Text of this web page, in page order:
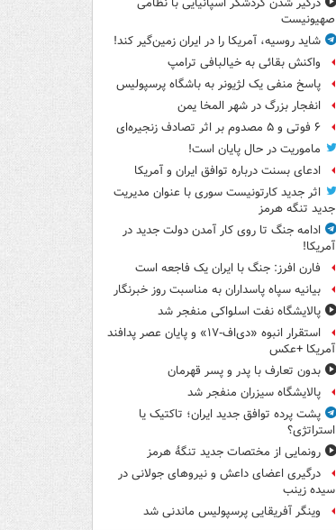
درگیر شدن گردشگر اسپانیایی با نظامی
صهیونیست
شاید روسیه، آمریکا را در ایران زمین‌گیر کند!
واکنش بقائی به خیالبافی ترامپ
پاسخ منفی یک لژیونر به باشگاه پرسپولیس
انفجار بزرگ در شهر المخا یمن
۶ فوتی و ۵ مصدوم بر اثر تصادف زنجیره‌ای
ماموریت در حال پایان است!
ادعای بسنت درباره توافق ایران و آمریکا
اثر جدید کارتونیست سوری با عنوان مدیریت
جدید تنگه هرمز
ادامه جنگ تا روی کار آمدن دولت جدید در
آمریکا!
فارن افرز: جنگ با ایران یک فاجعه است
بیانیه سپاه پاسداران به مناسبت روز خبرنگار
پالایشگاه نفت اسلواکی منفجر شد
استقرار انبوه «دی‌اف‑۱۷» و پایان عصر پدافند
آمریکا +عکس
بدون تعارف با پدر و پسر قهرمان
پالایشگاه سیزران منفجر شد
پشت پرده توافق جدید ایران؛ تاکتیک یا
استراتژی؟
رونمایی از مختصات جدید تنگۀ هرمز
درگیری اعضای داعش و نیروهای جولانی در
سیده زینب
وینگر آفریقایی پرسپولیس ماندنی شد